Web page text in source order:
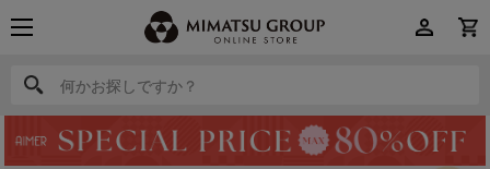
何かお探しですか？
何かお探しですか？